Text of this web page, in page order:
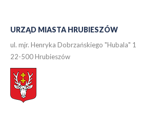
URZĄD MIASTA HRUBIESZÓW
ul. mjr. Henryka Dobrzańskiego "Hubala" 1
22-500 Hrubieszów